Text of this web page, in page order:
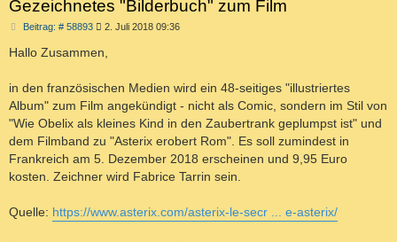
Gezeichnetes "Bilderbuch" zum Film
Beitrag: # 58893B
i
t
g
2. Juli 2018 09:36
Hallo Zusammen,
in den französischen Medien wird ein 48-seitiges "illustriertes
Album" zum Film angekündigt - nicht als Comic, sondern im Stil von
"Wie Obelix als kleines Kind in den Zaubertrank geplumpst ist" und
dem Filmband zu "Asterix erobert Rom". Es soll zumindest in
Frankreich am 5. Dezember 2018 erscheinen und 9,95 Euro
kosten. Zeichner wird Fabrice Tarrin sein.
Quelle: https://www.asterix.com/asterix-le-secr ... e-asterix/